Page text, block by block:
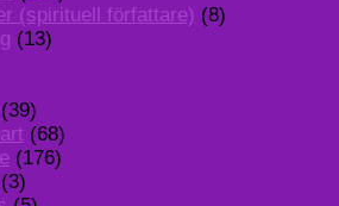
(spirituell författare) (8)
(13)
(39)
(68)
(176)
(3)